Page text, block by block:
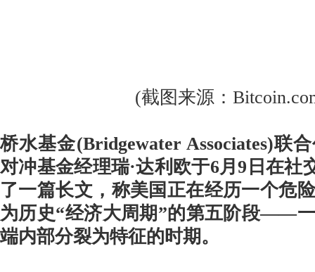
(截图来源：
桥水基金(Bridgewater Associates)联
对冲基金经理瑞·达利欧于6月9日在社
了一篇长文，称美国正在经历一个危
为历史“经济大周期”的第五阶段——
端内部分裂为特征的时期。